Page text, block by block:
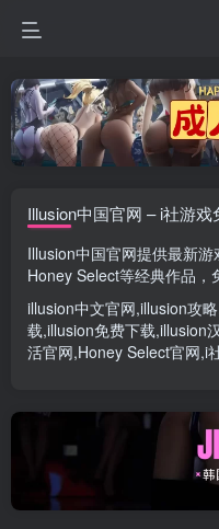
Illusion中国官网 – i社游
Illusion中国官网提供最新游
Honey Select等经典作品，
illusion中文官网,illusion攻略
载,illusion免费下载,illusion
活官网,Honey Select官网,i